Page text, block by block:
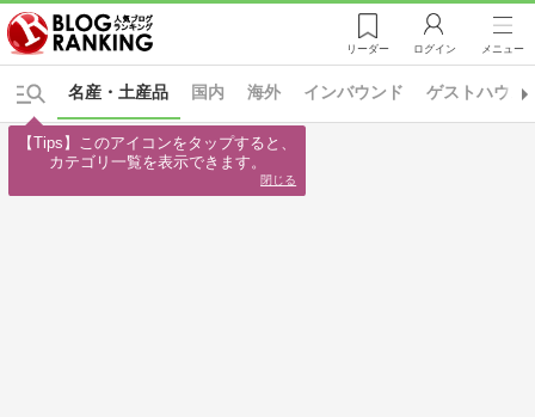
リーダー ログイン メニュー
国内 海外 インバウンド ゲストハウス
名産・土産品
【Tips】このアイコンをタップすると、
カテゴリ一覧を表示できます。
閉じる